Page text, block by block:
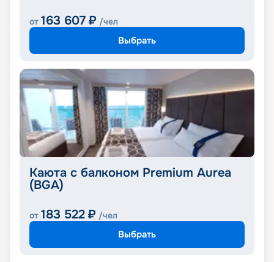
от 163 607 ₽ /чел
Выбрать
Каюта с балконом Premium Aurea
(BGA)
от 183 522 ₽ /чел
Выбрать